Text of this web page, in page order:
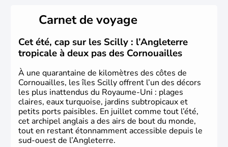
Histoire et administration
L'Angleterre est l’une des quatre nations constitutives du
Royaume-Uni. Elle est peuplée de plus de 50 millions
d’habitants, les Anglais, et constitue à elle seule, près de
84% de la population de l’ensemble. Le pays s’est créé au
Xème siècle et tient son nom desAngles
germanique installé sur ces terres. Première démocratie
parlementaire au monde, elle doit son développement à
l’essor industriel du XIXème siècle.
Carnet de voyage
Cet été, cap sur les Scilly : l’Angleterre
tropicale à deux pas des Cornouailles
À une quarantaine de kilomètres des côtes de
Cornouailles, les îles Scilly offrent l’un des décors
les plus inattendus du Royaume-Uni : plages
claires, eaux turquoise, jardins subtropicaux et
petits ports paisibles. En juillet comme tout l’été,
cet archipel anglais a des airs de bout du monde,
tout en restant étonnamment accessible depuis le
sud-ouest de l’Angleterre.